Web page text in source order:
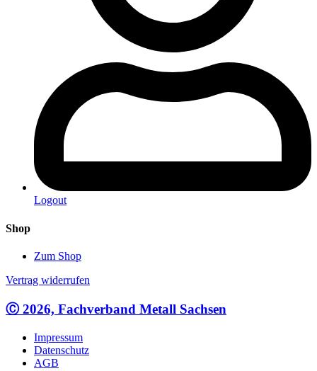
Logout
Shop
Zum Shop
Vertrag widerrufen
Ⓒ 2026, Fachverband Metall Sachsen
Impressum
Datenschutz
AGB